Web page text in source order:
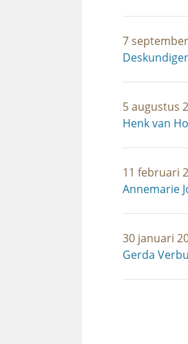
7
5 augustus
Henk van
11 februari
Annemarie
30 januari
Gerda